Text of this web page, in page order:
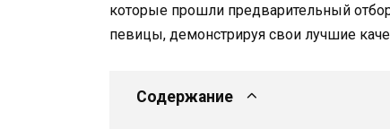
которые прошли предварительный
певицы, демонстрируя свои лучшие
Содержание